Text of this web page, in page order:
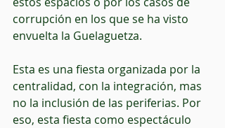
corrupción en los que se ha visto
envuelta la Guelaguetza.
Esta es una fiesta organizada por la
centralidad, con la integración, mas
no la inclusión de las periferias. Por
eso, esta fiesta como espectáculo